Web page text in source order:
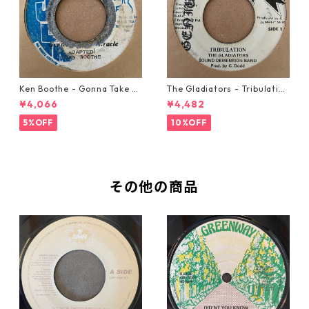
Ken Boothe - Gonna Take A
Miracle【7-21362】
¥4,066
5%OFF
The Gladiators - Tribulation
【7-21365】
¥4,482
10%OFF
その他の商品